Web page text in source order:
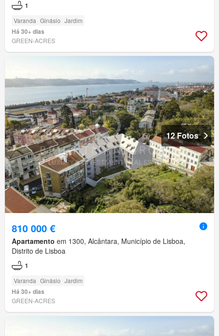
1
Varanda Ginásio Jardim
Há 30+ dias
GREEN-ACRES
12 Fotos
810 000 €
Apartamento em 1300, Alcântara, Município de Lisboa,
Distrito de Lisboa
1
Varanda Ginásio Jardim
Há 30+ dias
GREEN-ACRES